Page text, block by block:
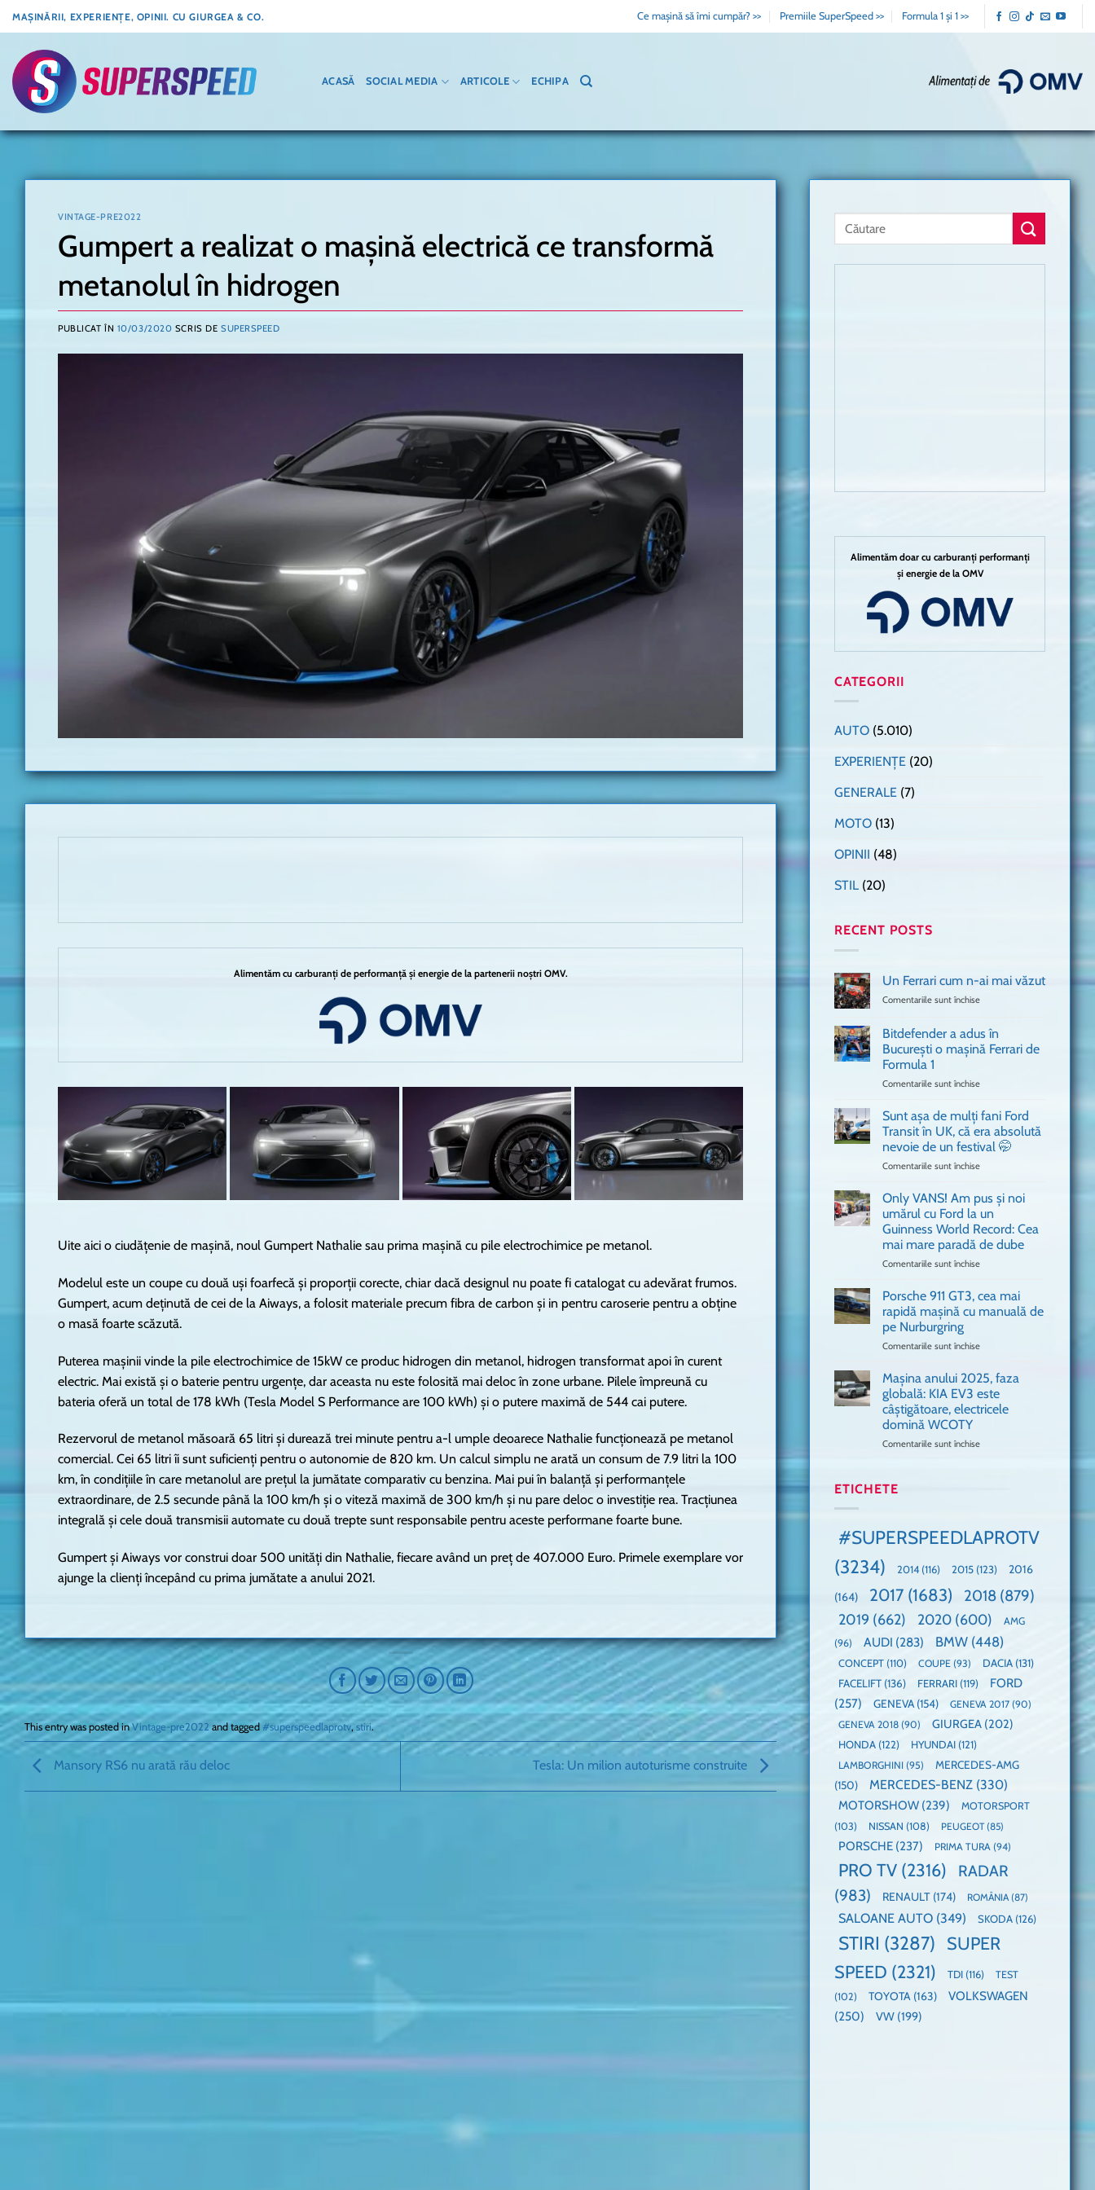
Skip
to
content
MAȘINĂRII, EXPERIENȚE, OPINII. CU GIURGEA & CO. Ce mașină să îmi cumpăr? >> Premiile SuperSpeed >> Formula 1 și 1 >>
ACASĂ SOCIAL MEDIA ARTICOLE ECHIPA
VINTAGE-PRE2022
Gumpert a realizat o mașină electrică ce transformă
metanolul în hidrogen
PUBLICAT ÎN 10/03/2020 SCRIS DE SUPERSPEED
Alimentăm cu carburanți de performanță și energie de la partenerii noștri OMV.
Uite aici o ciudățenie de mașină, noul Gumpert Nathalie sau prima mașină cu pile electrochimice pe metanol.
Modelul este un coupe cu două uși foarfecă și proporții corecte, chiar dacă designul nu poate fi catalogat cu adevărat frumos.
Gumpert, acum deținută de cei de la Aiways, a folosit materiale precum fibra de carbon și in pentru caroserie pentru a obține
o masă foarte scăzută.
Puterea mașinii vinde la pile electrochimice de 15kW ce produc hidrogen din metanol, hidrogen transformat apoi în curent
electric. Mai există și o baterie pentru urgențe, dar aceasta nu este folosită mai deloc în zone urbane. Pilele împreună cu
bateria oferă un total de 178 kWh (Tesla Model S Performance are 100 kWh) și o putere maximă de 544 cai putere.
Rezervorul de metanol măsoară 65 litri și durează trei minute pentru a-l umple deoarece Nathalie funcționează pe metanol
comercial. Cei 65 litri îi sunt suficienți pentru o autonomie de 820 km. Un calcul simplu ne arată un consum de 7.9 litri la 100
km, în condițiile în care metanolul are prețul la jumătate comparativ cu benzina. Mai pui în balanță și performanțele
extraordinare, de 2.5 secunde până la 100 km/h și o viteză maximă de 300 km/h și nu pare deloc o investiție rea. Tracțiunea
integrală și cele două transmisii automate cu două trepte sunt responsabile pentru aceste performane foarte bune.
Gumpert și Aiways vor construi doar 500 unități din Nathalie, fiecare având un preț de 407.000 Euro. Primele exemplare vor
ajunge la clienți începând cu prima jumătate a anului 2021.
This entry was posted inVintage-pre2022and tagged #superspeedlaprotv, stiri.
Mansory RS6 nu arată rău deloc Tesla: Un milion autoturisme construite
Alimentăm doar cu carburanți performanți
și energie de la OMV
CATEGORII
AUTO (5.010)
EXPERIENȚE (20)
GENERALE (7)
MOTO (13)
OPINII (48)
STIL (20)
RECENT POSTS
Un Ferrari cum n-ai mai văzut
Comentariile sunt închise
Ferrari
cum
n-
Bitdefender a adus în
București o mașină Ferrari de
Formula 1
Comentariile sunt închise
a
adus
în
București
Ferrari
Formula
1
Sunt așa de mulți fani Ford
Transit în UK, că era absolută
nevoie de un festival 🤭
Comentariile sunt închise
de
mulți
fani
Ford
că
era
un
festival
🤭
Only VANS! Am pus și noi
umărul cu Ford la un
Guinness World Record: Cea
mai mare paradă de dube
Comentariile sunt închise
Am
pus
cu
Ford
la
un
dube
Porsche 911 GT3, cea mai
rapidă mașină cu manuală de
pe Nurburgring
Comentariile sunt închise
911
GT3,
cea
mai
Mașina anului 2025, faza
globală: KIA EV3 este
câștigătoare, electricele
domină WCOTY
Comentariile sunt închise
EV3
câștigătoare,
domină
ETICHETE
#SUPERSPEEDLAPROTV
(3234)
2014 (116) 2015 (123) 2016
(164) 2017 (1683) 2018 (879)
2019 (662) 2020 (600)
AMG
(96)
AUDI (283) BMW (448)
CONCEPT (110) COUPE (93) DACIA (131)
FACELIFT (136) FERRARI (119)
FORD
(257)
GENEVA(154) GENEVA 2017 (90)
GENEVA 2018 (90) GIURGEA (202)
HONDA (122) HYUNDAI (121)
LAMBORGHINI (95)
MERCEDES-AMG
(150)
MERCEDES-BENZ (330)
MOTORSHOW (239)
MOTORSPORT
(103)
NISSAN (108) PEUGEOT(85)
PORSCHE (237) PRIMA TURA (94)
PRO TV (2316)
RADAR
(983)
RENAULT (174) ROMÂNIA(87)
SALOANE AUTO (349) SKODA (126)
STIRI (3287)
SUPER
SPEED (2321) TDI (116)
TEST
(102)
TOYOTA (163)
VOLKSWAGEN
(250)
VW (199)